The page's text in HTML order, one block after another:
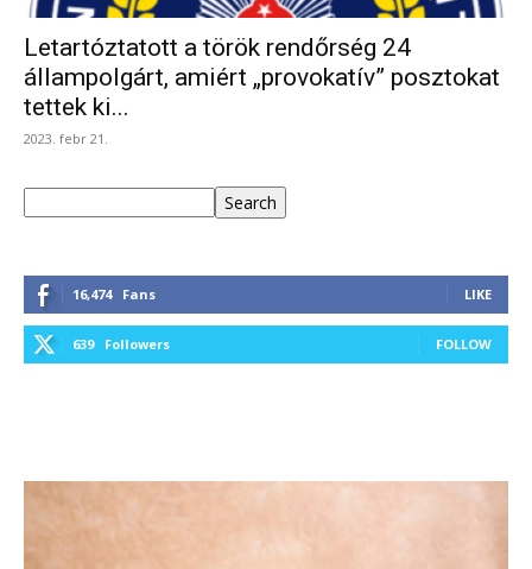
Letartóztatott a török rendőrség 24
állampolgárt, amiért „provokatív” posztokat
tettek ki...
2023. febr 21.
Search
16,474 Fans LIKE
639 Followers FOLLOW